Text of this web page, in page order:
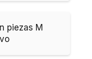
piezas M